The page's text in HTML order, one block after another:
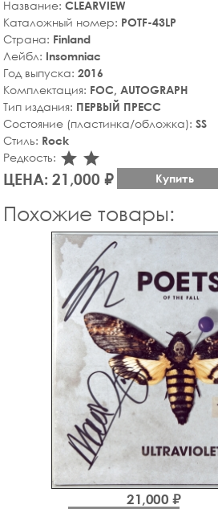
Название: CLEARVIEW
Каталожный номер: POTF-43LP
Страна: Finland
Лейбл: Insomniac
Год выпуска: 2016
Комплектация: FOC, AUTOGRAPH
Тип издания: ПЕРВЫЙ ПРЕСС
Состояние (пластинка/обложка): SS
Стиль: Rock
Редкость: star_rate
star_rate
ЦЕНА: 21,000 ₽ Купить
Похожие товары:
21,000 ₽